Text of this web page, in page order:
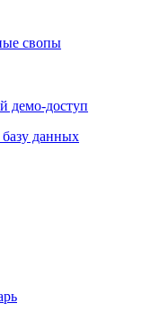
свопы
демо-доступ
данных